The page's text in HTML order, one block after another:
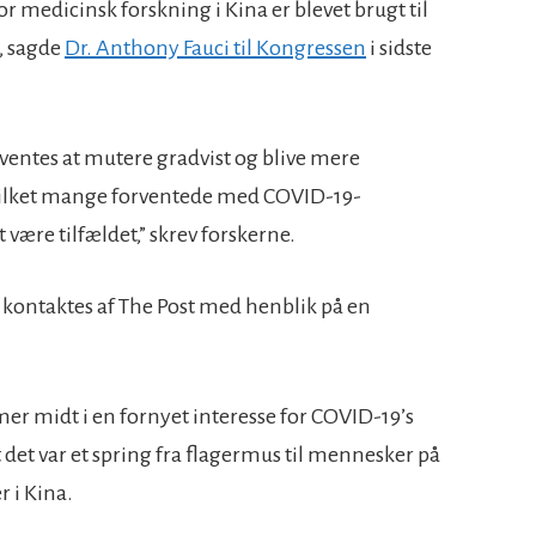
medicinsk forskning i Kina er blevet brugt til
Dr. Anthony Fauci til Kongressen i sidste
at mutere gradvist og blive mere
mange forventede med COVID-19-
være tilfældet,” skrev forskerne.
af The Post med henblik på en
midt i en fornyet interesse for COVID-19’s
var et spring fra flagermus til mennesker på
i Kina.